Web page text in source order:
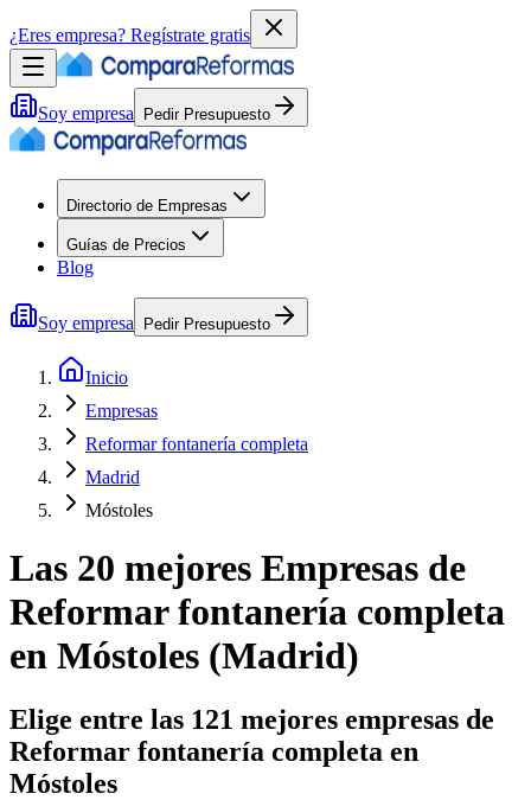
¿Eres empresa? Regístrate gratis
Soy empresa Pedir Presupuesto
Directorio de Empresas
Guías de Precios
Blog
Soy empresa Pedir Presupuesto
Inicio
Empresas
Reformar fontanería completa
Madrid
Móstoles
Las 20 mejores Empresas de
Reformar fontanería completa
en Móstoles (Madrid)
Elige entre las 121 mejores empresas de
Reformar fontanería completa en
Móstoles